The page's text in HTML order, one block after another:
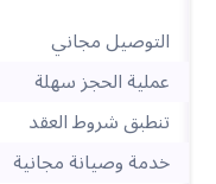
التوصيل مجاني
عملية الحجز سهلة
تنطبق شروط العقد
خدمة وصيانة مجانية